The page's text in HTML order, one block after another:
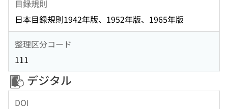
目録規則
日本目録規則1942年版、1952年版、1965年版
整理区分コード
111
デジタル
DOI